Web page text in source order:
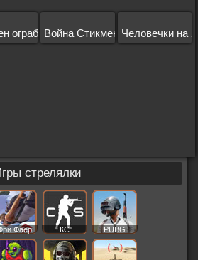
ограбление банка
Война СтикменовЧеловечки на 2
стрелялки
Фаер КС PUBG